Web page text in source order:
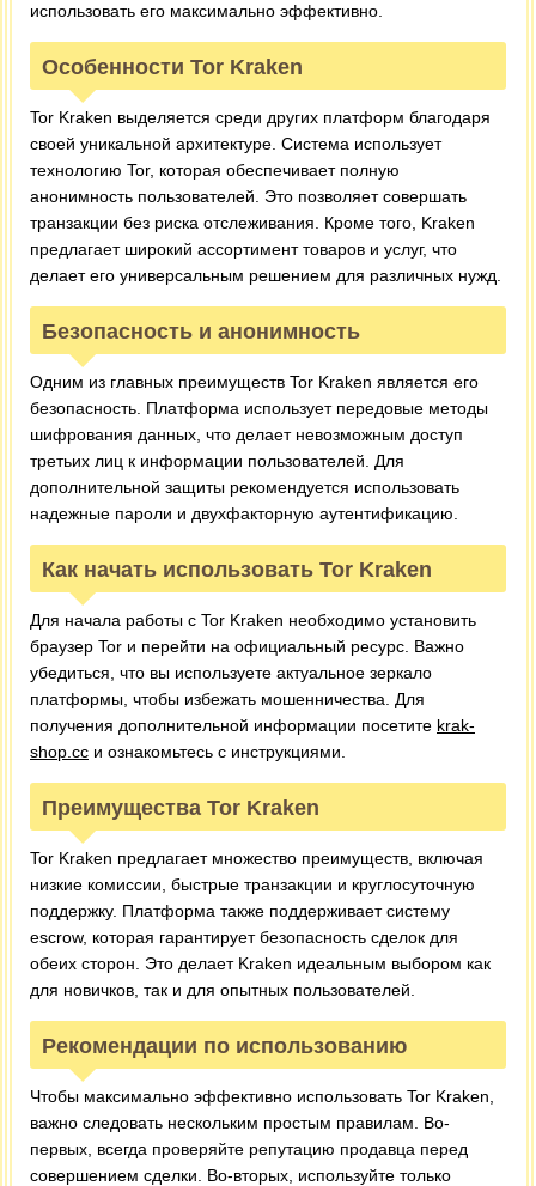
использовать его максимально эффективно.
Особенности Tor Kraken
Tor Kraken выделяется среди других платформ благодаря
своей уникальной архитектуре. Система использует
технологию Tor, которая обеспечивает полную
анонимность пользователей. Это позволяет совершать
транзакции без риска отслеживания. Кроме того, Kraken
предлагает широкий ассортимент товаров и услуг, что
делает его универсальным решением для различных нужд.
Безопасность и анонимность
Одним из главных преимуществ Tor Kraken является его
безопасность. Платформа использует передовые методы
шифрования данных, что делает невозможным доступ
третьих лиц к информации пользователей. Для
дополнительной защиты рекомендуется использовать
надежные пароли и двухфакторную аутентификацию.
Как начать использовать Tor Kraken
Для начала работы с Tor Kraken необходимо установить
браузер Tor и перейти на официальный ресурс. Важно
убедиться, что вы используете актуальное зеркало
платформы, чтобы избежать мошенничества. Для
получения дополнительной информации посетите krak-
shop.cc и ознакомьтесь с инструкциями.
Преимущества Tor Kraken
Tor Kraken предлагает множество преимуществ, включая
низкие комиссии, быстрые транзакции и круглосуточную
поддержку. Платформа также поддерживает систему
escrow, которая гарантирует безопасность сделок для
обеих сторон. Это делает Kraken идеальным выбором как
для новичков, так и для опытных пользователей.
Рекомендации по использованию
Чтобы максимально эффективно использовать Tor Kraken,
важно следовать нескольким простым правилам. Во-
первых, всегда проверяйте репутацию продавца перед
совершением сделки. Во-вторых, используйте только